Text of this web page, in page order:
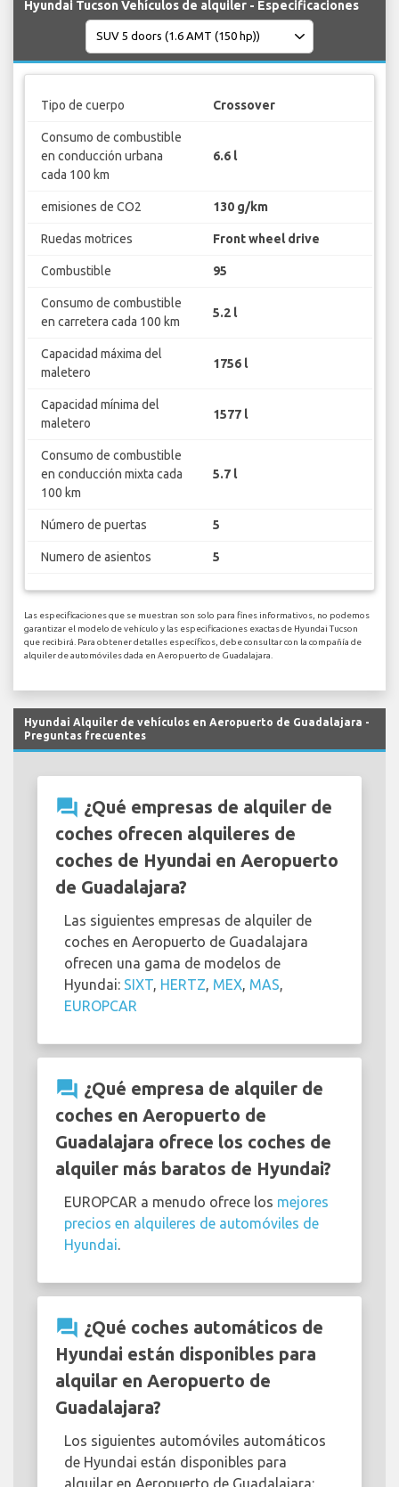
Hyundai Tucson Vehículos de alquiler - Especificaciones
Tipo de cuerpo Crossover
Consumo de combustible
en conducción urbana
cada 100 km
6.6 l
emisiones de CO2 130 g/km
Ruedas motrices Front wheel drive
Combustible 95
Consumo de combustible
en carretera cada 100 km
5.2 l
Capacidad máxima del
maletero
1756 l
Capacidad mínima del
maletero
1577 l
Consumo de combustible
en conducción mixta cada
100 km
5.7 l
Número de puertas 5
Numero de asientos 5
Las especificaciones que se muestran son solo para fines informativos, no podemos
garantizar el modelo de vehículo y las especificaciones exactas de Hyundai Tucson
que recibirá. Para obtener detalles específicos, debe consultar con la compañía de
alquiler de automóviles dada en Aeropuerto de Guadalajara.
Hyundai Alquiler de vehículos en Aeropuerto de Guadalajara -
Preguntas frecuentes
question_answer ¿Qué empresas de alquiler de
coches ofrecen alquileres de
coches de Hyundai en Aeropuerto
de Guadalajara?
Las siguientes empresas de alquiler de
coches en Aeropuerto de Guadalajara
ofrecen una gama de modelos de
Hyundai: SIXT HERTZ MEX MAS
EUROPCAR
question_answer ¿Qué empresa de alquiler de
coches en Aeropuerto de
Guadalajara ofrece los coches de
alquiler más baratos de Hyundai?
EUROPCAR a menudo ofrece los mejores
precios en alquileres de automóviles de
Hyundai
question_answer ¿Qué coches automáticos de
Hyundai están disponibles para
alquilar en Aeropuerto de
Guadalajara?
Los siguientes automóviles automáticos
de Hyundai están disponibles para
alquilar en Aeropuerto de Guadalajara: